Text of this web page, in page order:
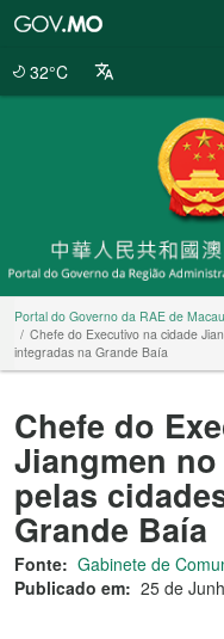
32°C
Portal do Governo da RAE de Macau
Chefe do Executivo na cidade
integradas na Grande Baía
Chefe do
Jiangmen
pelas
Grande Baía
Fonte: Gabinete de
Publicado em: 25 de